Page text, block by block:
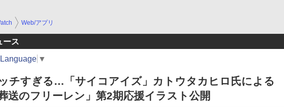
Web/アプリ
ース
▼
チすぎる…「サイコアイズ」カトウタカヒロ氏による
葬送のフリーレン」第2期応援イラスト公開